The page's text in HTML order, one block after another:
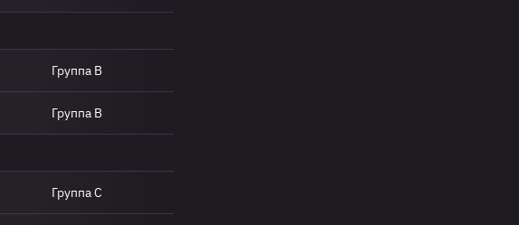
Группа B
Группа B
Группа C